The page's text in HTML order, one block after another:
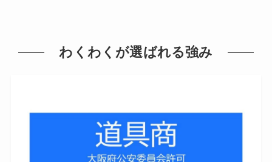
わくわくが選ばれる強み